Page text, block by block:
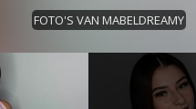
FOTO'S VAN MABELDREAMY